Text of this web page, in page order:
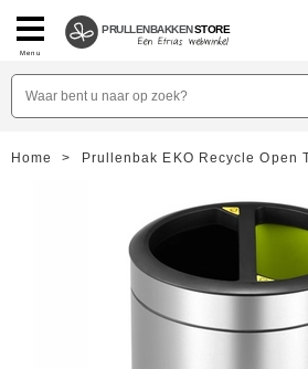
Menu
PRULLENBAKKENSTORE
Home > Prullenbak EKO Recycle Open